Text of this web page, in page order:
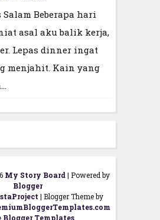
Salam Beberapa hari
asal aku balik kerja,
Lepas dinner ingat
menjahit. Kain yang
My Story Board| Powered by
Blogger
| Blogger Theme by
Blogger Templates